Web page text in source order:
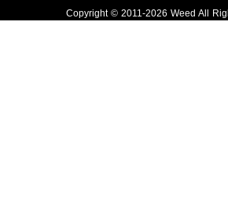
Copyright © 2011-2026 Weed All